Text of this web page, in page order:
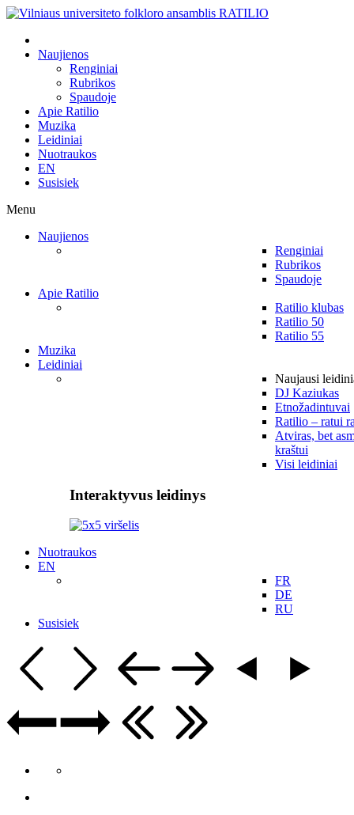
Naujienos
Renginiai
Rubrikos
Spaudoje
Apie Ratilio
Muzika
Leidiniai
Nuotraukos
EN
Susisiek
Menu
Naujienos
Renginiai
Rubrikos
Spaudoje
Apie Ratilio
Ratilio klubas
Ratilio 50
Ratilio 55
Muzika
Leidiniai
Naujausi
DJ Kaziukas
Etnožadintuvai
Ratilio – ratui
Atviras, bet
kraštui
Visi leidiniai
Interaktyvus leidinys
Nuotraukos
EN
FR
DE
RU
Susisiek